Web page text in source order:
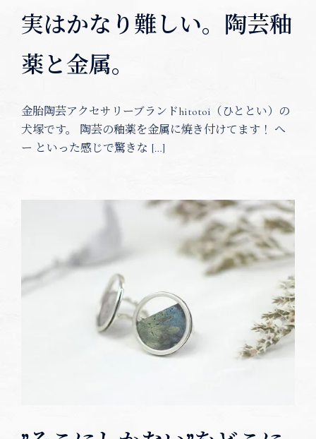
実はかなり難しい。陶芸釉
薬と金属。
金胎陶芸アクセサリーブランドhitotoi（ひととい）の
犬塚です。 陶芸の釉薬を金属に焼き付けてます！ へ
ー といった感じで驚きな […]